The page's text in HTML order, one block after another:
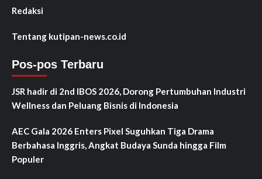
Redaksi
Tentang kutipan-news.co.id
Pos-pos Terbaru
JSR hadir di 2nd IBOS 2026, Dorong Pertumbuhan Industri
Wellness dan Peluang Bisnis di Indonesia
AEC Gala 2026 Enters Pixel Suguhkan Tiga Drama
Berbahasa Inggris, Angkat Budaya Sunda hingga Film
Populer